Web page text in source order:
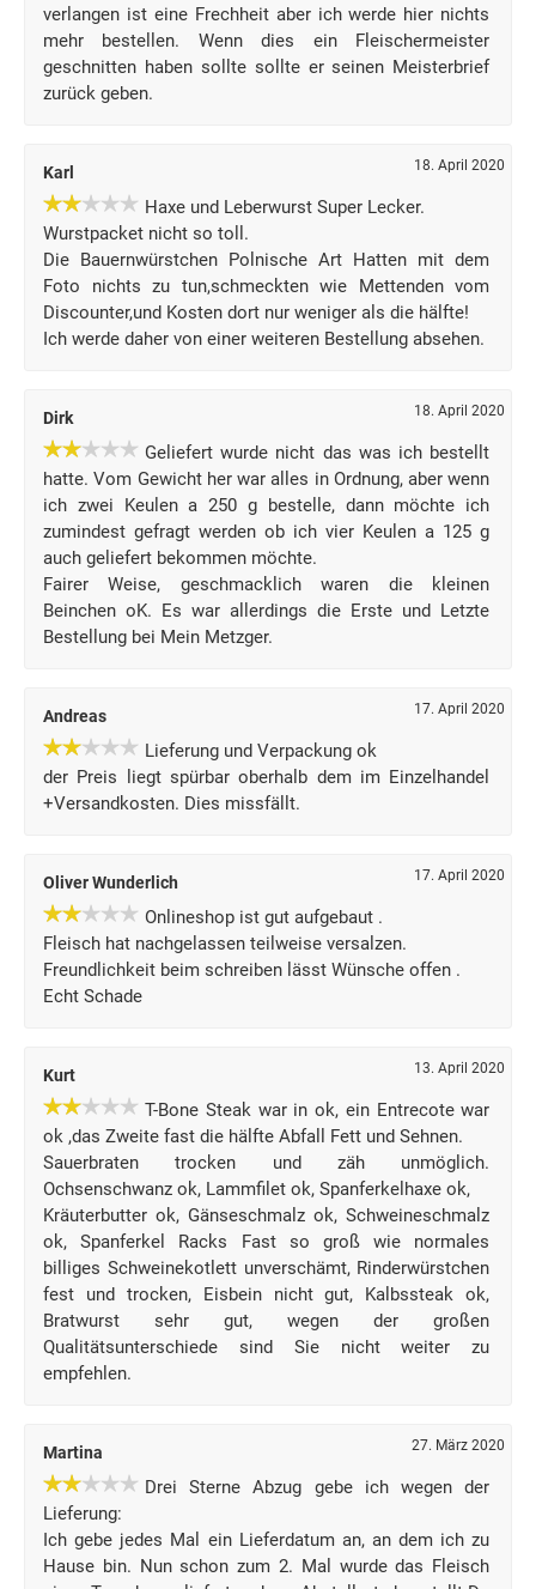
verlangen ist eine Frechheit aber ich werde hier nichts
mehr bestellen. Wenn dies ein Fleischermeister
geschnitten haben sollte sollte er seinen Meisterbrief
zurück geben.
Karl 18. April 2020
Haxe und Leberwurst Super Lecker.
Wurstpacket nicht so toll.
Die Bauernwürstchen Polnische Art Hatten mit dem
Foto nichts zu tun,schmeckten wie Mettenden vom
Discounter,und Kosten dort nur weniger als die hälfte!
Ich werde daher von einer weiteren Bestellung absehen.
Dirk 18. April 2020
Geliefert wurde nicht das was ich bestellt
hatte. Vom Gewicht her war alles in Ordnung, aber wenn
ich zwei Keulen a 250 g bestelle, dann möchte ich
zumindest gefragt werden ob ich vier Keulen a 125 g
auch geliefert bekommen möchte.
Fairer Weise, geschmacklich waren die kleinen
Beinchen oK. Es war allerdings die Erste und Letzte
Bestellung bei Mein Metzger.
Andreas 17. April 2020
Lieferung und Verpackung ok
der Preis liegt spürbar oberhalb dem im Einzelhandel
+Versandkosten. Dies missfällt.
Oliver Wunderlich 17. April 2020
Onlineshop ist gut aufgebaut .
Fleisch hat nachgelassen teilweise versalzen.
Freundlichkeit beim schreiben lässt Wünsche offen .
Echt Schade
Kurt 13. April 2020
T-Bone Steak war in ok, ein Entrecote war
ok ,das Zweite fast die hälfte Abfall Fett und Sehnen.
Sauerbraten trocken und zäh unmöglich.
Ochsenschwanz ok, Lammfilet ok, Spanferkelhaxe ok,
Kräuterbutter ok, Gänseschmalz ok, Schweineschmalz
ok, Spanferkel Racks Fast so groß wie normales
billiges Schweinekotlett unverschämt, Rinderwürstchen
fest und trocken, Eisbein nicht gut, Kalbssteak ok,
Bratwurst sehr gut, wegen der großen
Qualitätsunterschiede sind Sie nicht weiter zu
empfehlen.
Martina 27. März 2020
Drei Sterne Abzug gebe ich wegen der
Lieferung:
Ich gebe jedes Mal ein Lieferdatum an, an dem ich zu
Hause bin. Nun schon zum 2. Mal wurde das Fleisch